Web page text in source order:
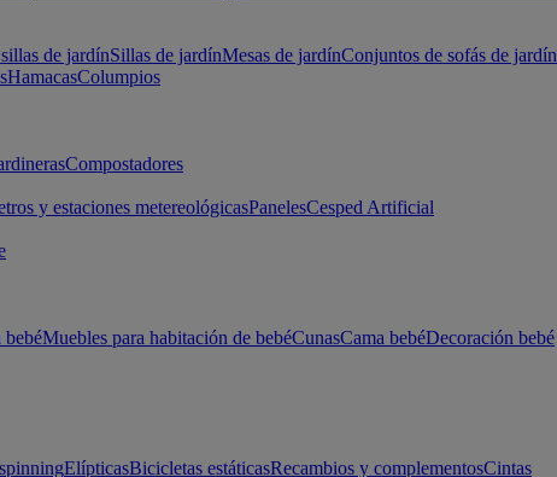
de jardínSillas de jardínMesas de jardínConjuntos de sofás de jardín
HamacasColumpios
Compostadores
y estaciones metereológicasPanelesCesped Artificial
bebéMuebles para habitación de bebéCunasCama bebéDecoración bebé
ElípticasBicicletas estáticasRecambios y complementosCintas